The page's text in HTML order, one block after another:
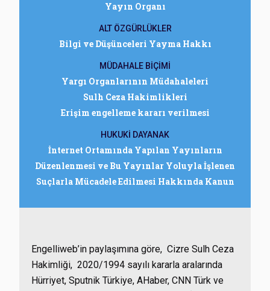
Yayın Organı
ALT ÖZGÜRLÜKLER
Bilgi ve Düşünceleri Yayma Hakkı
MÜDAHALE BİÇİMİ
Yargı Organlarının Müdahaleleri
Sulh Ceza Hakimlikleri
Erişim engelleme kararı verilmesi
HUKUKİ DAYANAK
İnternet Ortamında Yapılan Yayınların
Düzenlenmesi ve Bu Yayınlar Yoluyla İşlenen
Suçlarla Mücadele Edilmesi Hakkında Kanun
Engelliweb’in paylaşımına göre, Cizre Sulh Ceza
Hakimliği, 2020/1994 sayılı kararla aralarında
Hürriyet, Sputnik Türkiye, AHaber, CNN Türk ve